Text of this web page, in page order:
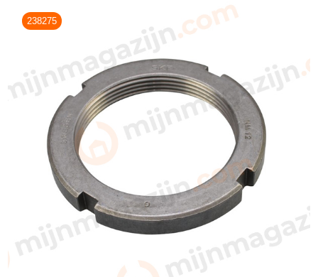
238275